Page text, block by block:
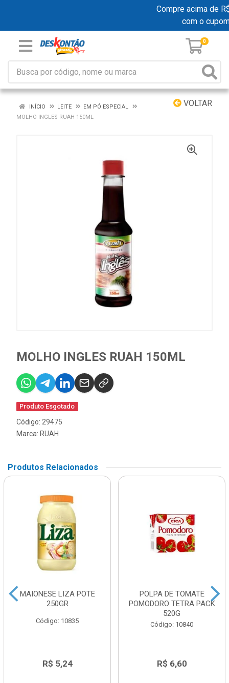
Compre acima de
com o
0
VOLTAR
INÍCIO LEITE
EM PÓ ESPECIAL
MOLHO INGLES RUAH 150ML
MOLHO INGLES RUAH 150ML
Produto Esgotado
Código: 29475
Marca: RUAH
Produtos Relacionados
MAIONESE LIZA POTE
250GR
Código: 10835
R$ 5,24
POLPA DE TOMATE
POMODORO TETRA PACK
520G
Código: 10840
R$ 6,60